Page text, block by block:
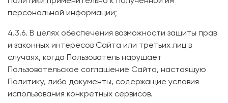
персональной информации;
4.3.6. В целях обеспечения возможности защиты прав
и законных интересов Сайта или третьих лиц в
случаях, когда Пользователь нарушает
Пользовательское соглашение Сайта, настоящую
Политику, либо документы, содержащие условия
использования конкретных сервисов.